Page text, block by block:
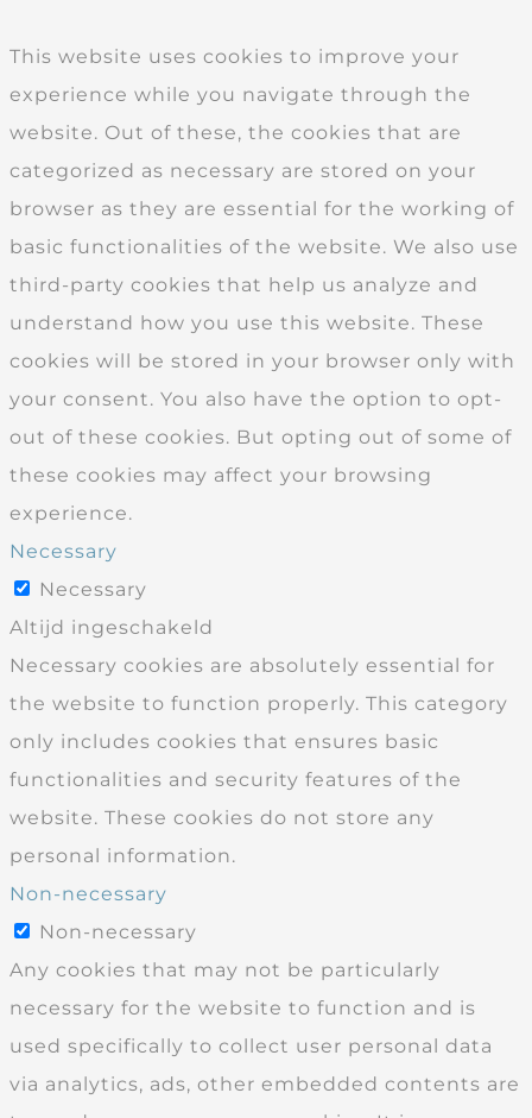
This website uses cookies to improve your
experience while you navigate through the
website. Out of these, the cookies that are
categorized as necessary are stored on your
browser as they are essential for the working of
basic functionalities of the website. We also use
third-party cookies that help us analyze and
understand how you use this website. These
cookies will be stored in your browser only with
your consent. You also have the option to opt-
out of these cookies. But opting out of some of
these cookies may affect your browsing
experience.
Necessary
Necessary
Altijd ingeschakeld
Necessary cookies are absolutely essential for
the website to function properly. This category
only includes cookies that ensures basic
functionalities and security features of the
website. These cookies do not store any
personal information.
Non-necessary
Non-necessary
Any cookies that may not be particularly
necessary for the website to function and is
used specifically to collect user personal data
via analytics, ads, other embedded contents are